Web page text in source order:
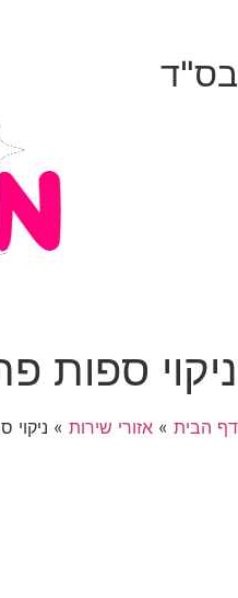
בס"ד
ניקוי ספות
דף הבית » אזורי שירות »